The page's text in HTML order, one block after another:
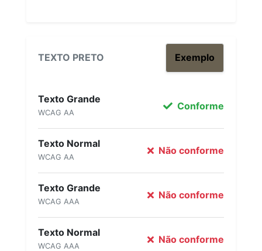
TEXTO PRETO Exemplo
Texto Grande
WCAG AA
Conforme
Texto Normal
WCAG AA
Não conforme
Texto Grande
WCAG AAA
Não conforme
Texto Normal
WCAG AAA
Não conforme